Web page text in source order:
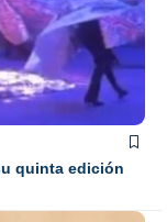
quinta edición